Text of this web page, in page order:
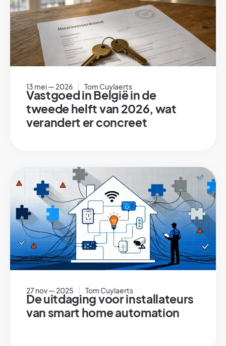
13 mei — 2026 Tom Cuylaerts
Vastgoed in België in de
tweede helft van 2026, wat
verandert er concreet
27 nov — 2025 Tom Cuylaerts
De uitdaging voor installateurs
van smart home automation